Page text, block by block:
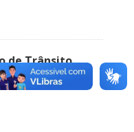
de Trânsito
de